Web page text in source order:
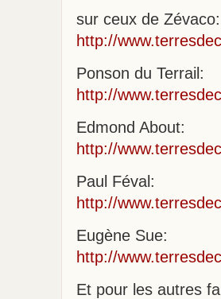
sur ceux de Zévaco:
http://
Ponson du Terrail:
http://
Edmond About:
http://
Paul Féval:
http://
Eugène Sue:
http://
Et pour les autres